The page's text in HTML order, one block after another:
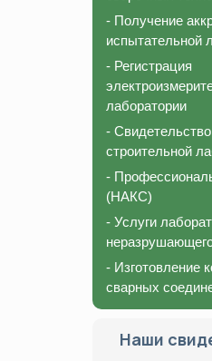
- Получение
испытательной
- Регистрация
лаборатории
-
строительной
-
(НАКС)
- Услуги
- Изготовление
сварных
Наши